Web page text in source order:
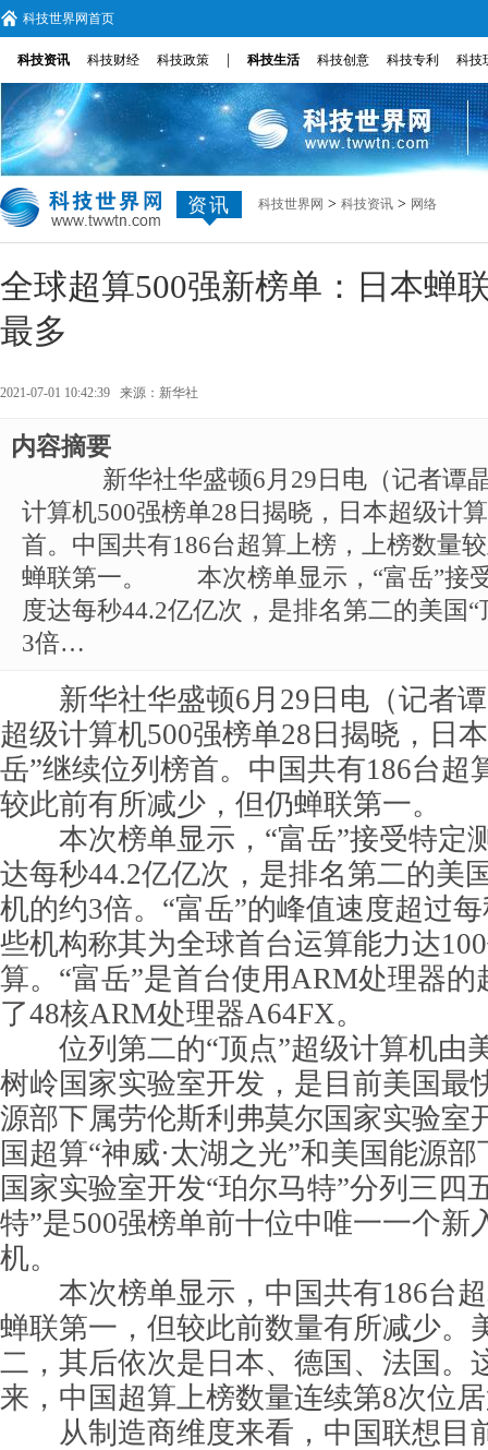
科技世界网首页
科技资讯 科技财经 科技政策 科技生活 科技创意 科技专利 科技
资讯 科技世界网 > 科技资讯 > 网络
全球超算500强新榜单：日本蝉
最多
2021-07-01 10:42:39 来源： 新华社
内容摘要
新华社华盛顿6月29日电（记者谭
计算机500强榜单28日揭晓，日本超级计
首。中国共有186台超算上榜，上榜数量
蝉联第一。 本次榜单显示，“富岳”接
度达每秒44.2亿亿次，是排名第二的美国
3倍…
新华社华盛顿6月29日电（记者谭
超级计算机500强榜单28日揭晓，日
岳”继续位列榜首。中国共有186台超
较此前有所减少，但仍蝉联第一。
本次榜单显示，“富岳”接受特定
达每秒44.2亿亿次，是排名第二的美
机的约3倍。“富岳”的峰值速度超过
些机构称其为全球首台运算能力达
算。“富岳”是首台使用ARM处理器
了48核ARM处理器A64FX。
位列第二的“顶点”超级计算机由
树岭国家实验室开发，是目前美国最
源部下属劳伦斯利弗莫尔国家实验室
国超算“神威·太湖之光”和美国能源
国家实验室开发“珀尔马特”分列三四
特”是500强榜单前十位中唯一一个新
机。
本次榜单显示，中国共有186台超
蝉联第一，但较此前数量有所减少。
二，其后依次是日本、德国、法国。
来，中国超算上榜数量连续第8次位
从制造商维度来看，中国联想目